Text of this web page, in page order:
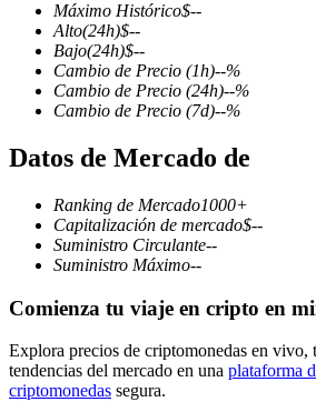
Futuros de criptomonedas
TradFi
primas
Futuros del USDC
Máximo Histórico$--
Alto(24h)$--
Bajo(24h)$--
Cambio de Precio (1h)--%
Cambio de Precio (24h)--%
Cambio de Precio (7d)--%
Datos de Mercado de
Ranking de Mercado1000+
Capitalización de mercado$--
Suministro Circulante--
Suministro Máximo--
Comienza tu viaje en cripto en
Explora precios de criptomonedas en vivo,
tendencias del mercado en una plataforma
criptomonedas segura.